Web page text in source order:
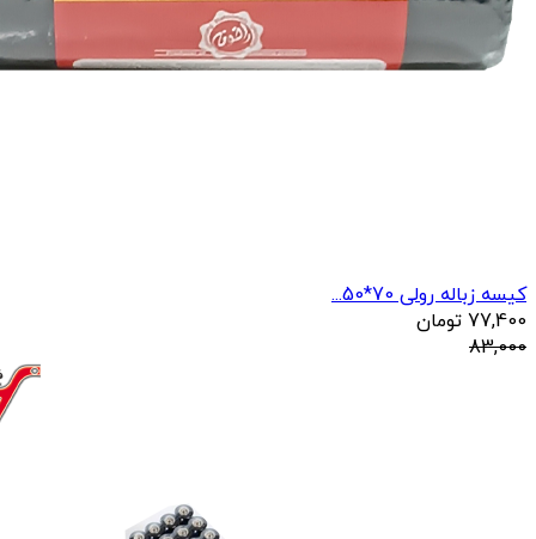
کیسه زباله رولی 70*50...
77,400 تومان
83,000